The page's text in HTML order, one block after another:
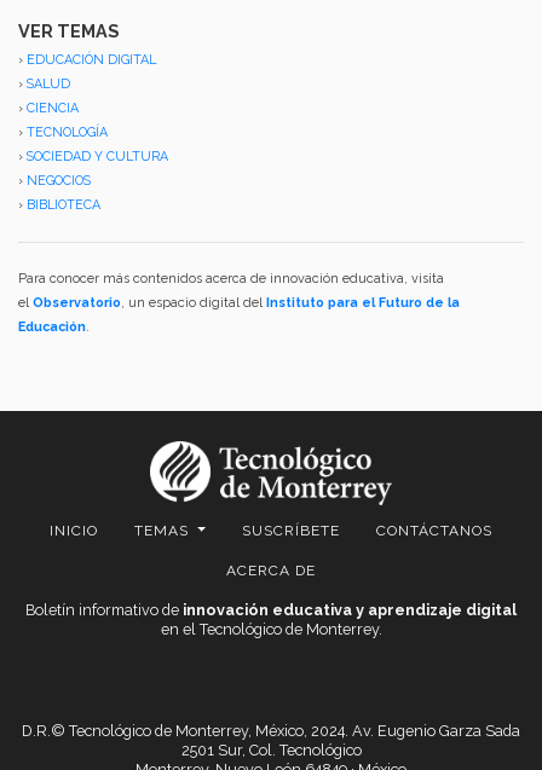
VER TEMAS
› EDUCACIÓN DIGITAL
› SALUD
› CIENCIA
› TECNOLOGÍA
› SOCIEDAD Y CULTURA
› NEGOCIOS
› BIBLIOTECA
Para conocer más contenidos acerca de innovación educativa, visita
elObservatorio, un espacio digital del Instituto para el Futuro de la
Educación.
INICIO TEMAS SUSCRÍBETE CONTÁCTANOS
ACERCA DE
Boletín informativo de innovación educativa y aprendizaje digital
en el Tecnológico de Monterrey.
D.R.© Tecnológico de Monterrey, México, 2024. Av. Eugenio Garza Sada
2501 Sur, Col. Tecnológico